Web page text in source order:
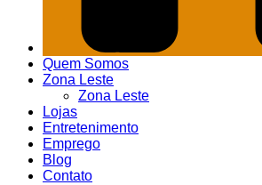
Quem Somos
Zona Leste
Zona Leste
Lojas
Entretenimento
Emprego
Blog
Contato